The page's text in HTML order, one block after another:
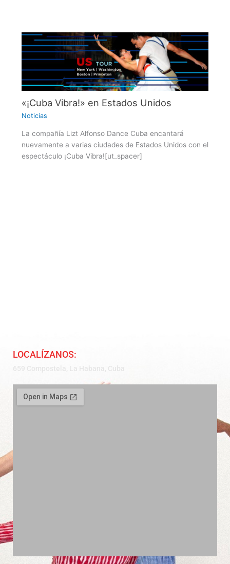
«¡Cuba Vibra!» en Estados Unidos
Noticias
La compañía Lizt Alfonso Dance Cuba encantará
nuevamente a varias ciudades de Estados Unidos con el
espectáculo ¡Cuba Vibra![ut_spacer]
LOCALÍZANOS: